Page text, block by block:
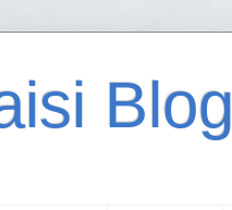
Blog